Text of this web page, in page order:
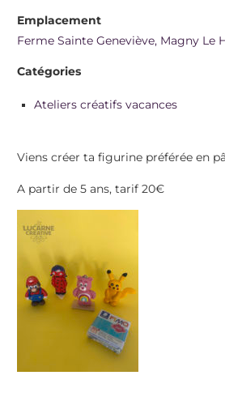
Emplacement
Ferme Sainte Geneviève, Magny Le
Catégories
Ateliers créatifs vacances
Viens créer ta figurine préférée en
A partir de 5 ans, tarif 20€